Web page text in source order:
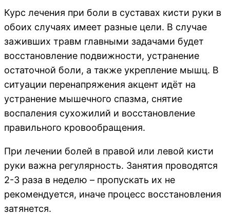
Курс лечения при боли в суставах кисти руки в
обоих случаях имеет разные цели. В случае
заживших травм главными задачами будет
восстановление подвижности, устранение
остаточной боли, а также укрепление мышц. В
ситуации перенапряжения акцент идёт на
устранение мышечного спазма, снятие
воспаления сухожилий и восстановление
правильного кровообращения.
При лечении болей в правой или левой кисти
руки важна регулярность. Занятия проводятся
2-3 раза в неделю – пропускать их не
рекомендуется, иначе процесс восстановления
затянется.